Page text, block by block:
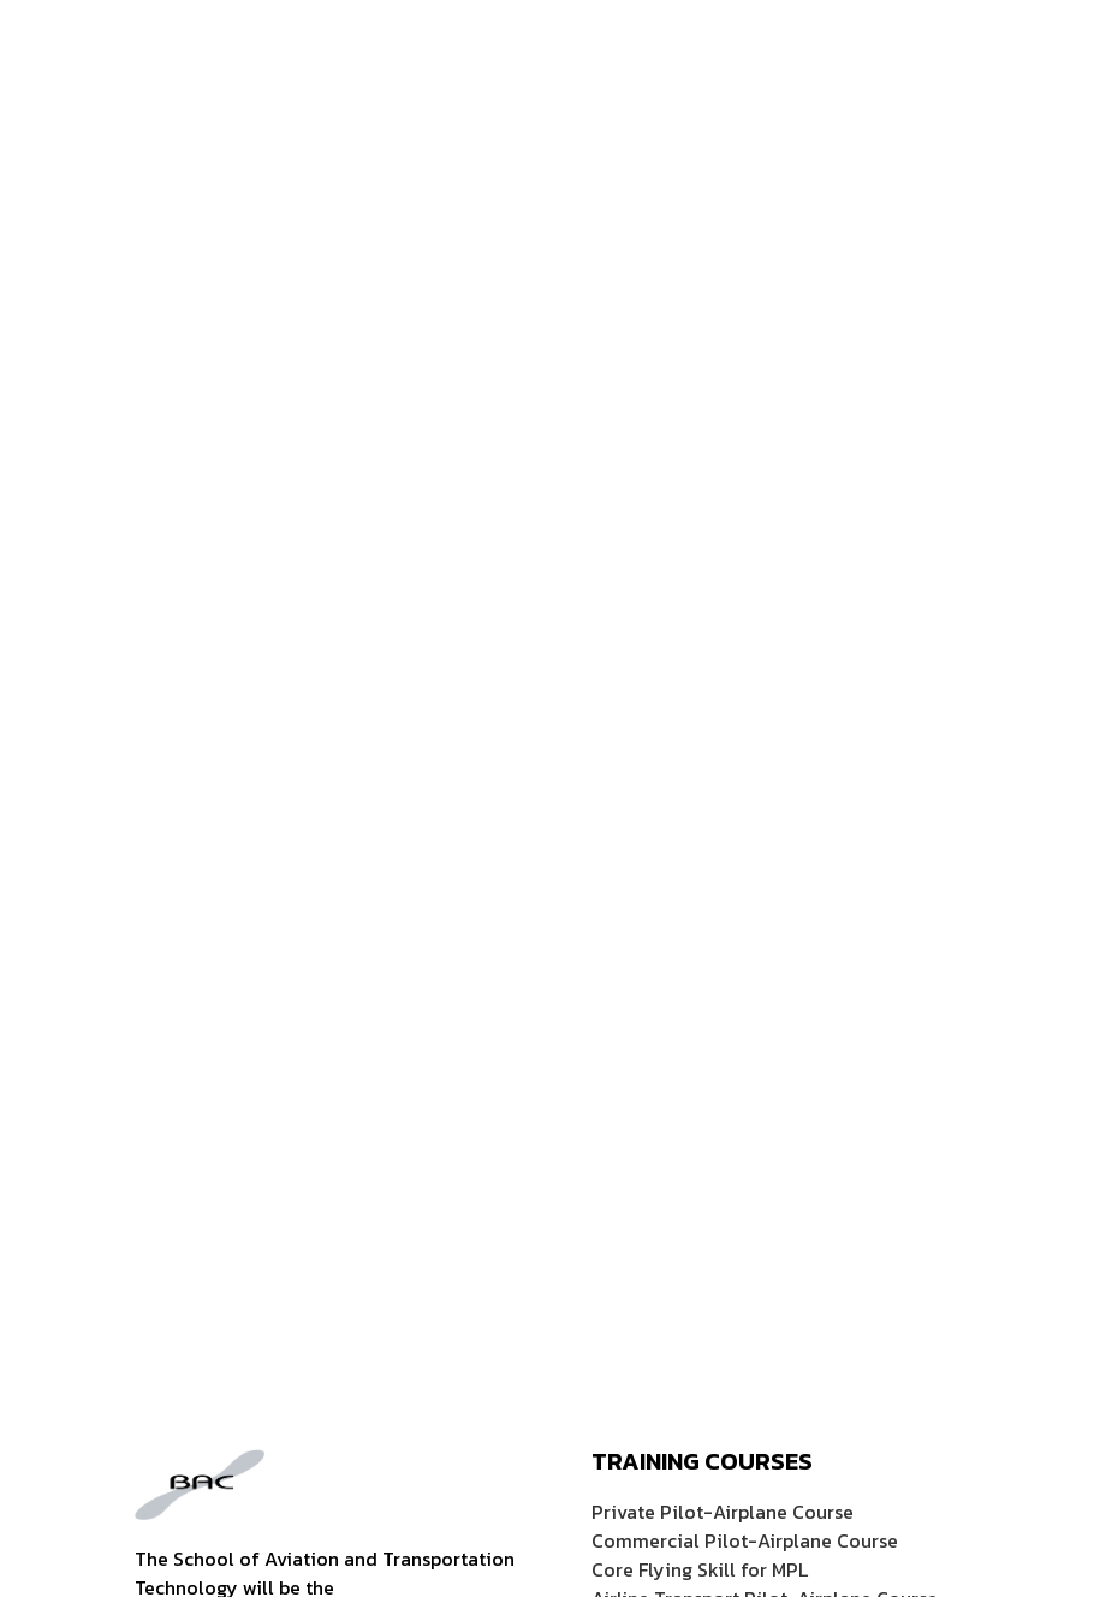
The School of Aviation and Transportation
Technology will be the
TRAINING COURSES
Private Pilot-Airplane Course
Commercial Pilot-Airplane Course
Core Flying Skill for MPL